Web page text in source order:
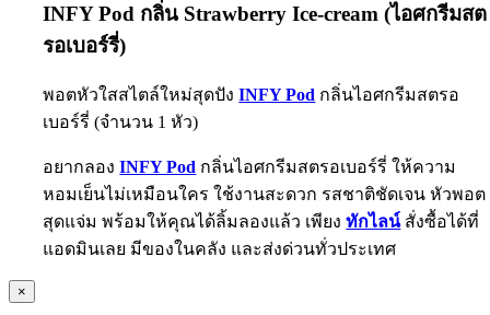
INFY Pod กลิ่น Strawberry Ice-cream (ไอศกรีมสต
รอเบอร์รี่)
พอตหัวใสสไตล์ใหม่สุดปังINFY Pod กลิ่นไอศกรีมสตรอ
เบอร์รี่ (จำนวน 1 หัว)
อยากลองINFY Pod กลิ่นไอศกรีมสตรอเบอร์รี่ ให้ความ
หอมเย็นไม่เหมือนใคร ใช้งานสะดวก รสชาติชัดเจน หัวพอต
สุดแจ่ม พร้อมให้คุณได้ลิ้มลองแล้ว เพียงทักไลน์สั่งซื้อได้ที่
แอดมินเลย มีของในคลัง และส่งด่วนทั่วประเทศ
Close
product
×